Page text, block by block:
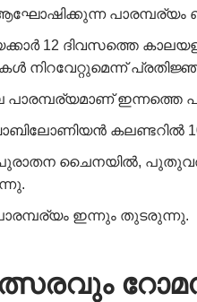
പാരമ്പര്യം
12 ദിവസത്തെ
നിറവേറ്റുമെന്ന്
ഇന്നത്തെ
കലണ്ടറിൽ
ചൈനയിൽ,
ഇന്നും തുടരുന്നു.